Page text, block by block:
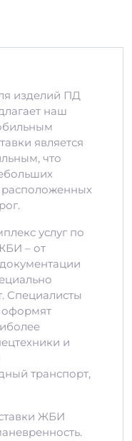
изделий ПД
наш
является
что
расположенных
услуг по
– от
Специалисты
и
транспорт,
ЖБИ